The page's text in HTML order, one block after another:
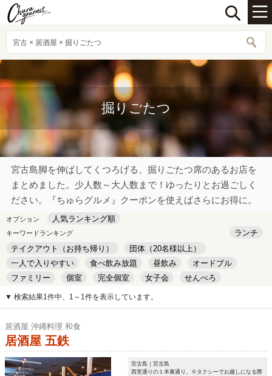
宮古 × 居酒屋 × 掘りごたつ
掘りごたつ
宮古島脚を伸ばしてくつろげる、掘りごたつ席のあるお店を
まとめました。少人数～大人数まで！ゆったりとお過ごしく
ださい。『ちゅらグルメ』クーポンを使えばさらにお得に。
オプション 人気ランキング順
キーワードランキング
ランチ
テイクアウト（お持ち帰り）
団体（20名様以上）
一人で入りやすい
食べ飲み放題 昼飲み
オードブル
ファミリー
個室 完全個室 女子会
せんべろ
キッズルーム
安い デート
▼ 検索結果1件中、1～1件を表示しています。
居酒屋 沖縄料理 和食
居酒屋 五鉄
宮古島｜宮古島
西里通りの１本裏通り。※タクシーでお越しになる際